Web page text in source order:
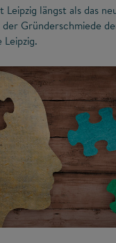
längst als das
der Gründerschmiede
Leipzig.